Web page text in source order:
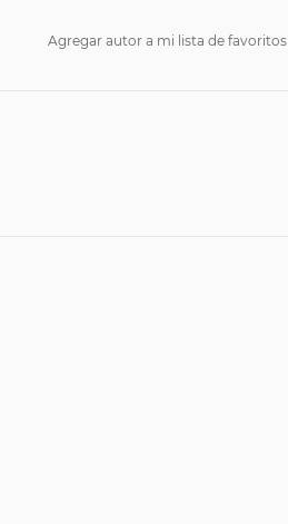
Agregar autor a mi lista de favoritos